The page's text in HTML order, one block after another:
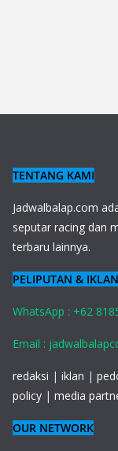
TENTANG KAMI
Jadwalbalap.com
seputar racing dan
terbaru lainnya.
PELIPUTAN & IKLAN
WhatsApp : +62
Email :
redaksi | iklan |
policy | media
OUR NETWORK